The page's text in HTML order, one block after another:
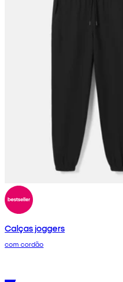
Calças joggers
com cordão